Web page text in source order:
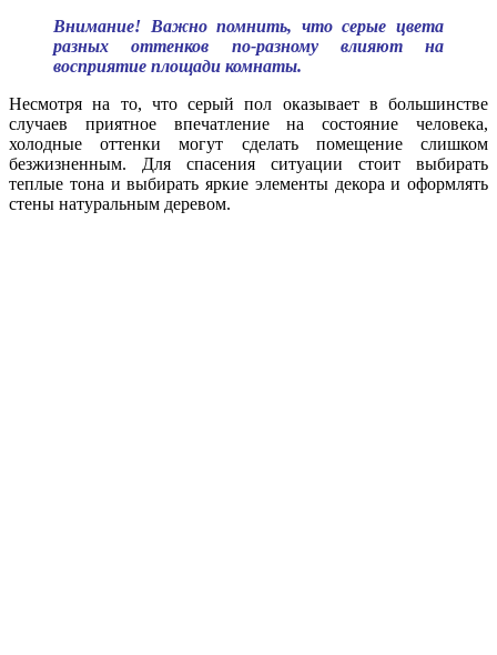
Внимание! Важно помнить, что серые цвета
разных оттенков по-разному влияют на
восприятие площади комнаты.
Несмотря на то, что серый пол оказывает в большинстве
случаев приятное впечатление на состояние человека,
холодные оттенки могут сделать помещение слишком
безжизненным. Для спасения ситуации стоит выбирать
теплые тона и выбирать яркие элементы декора и оформлять
стены натуральным деревом.